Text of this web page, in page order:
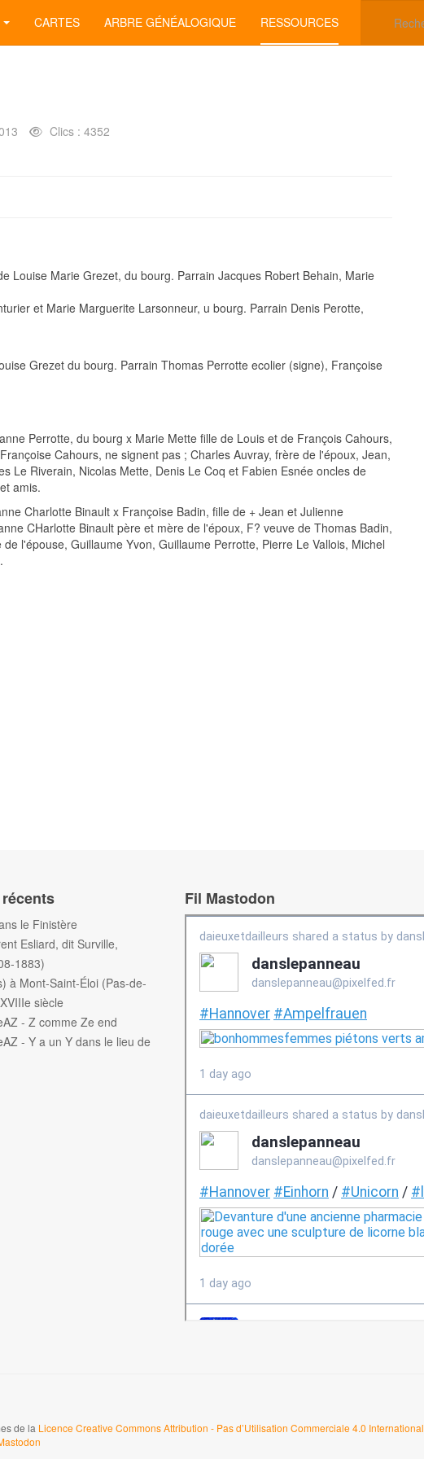
CARTES ARBRE GÉNÉALOGIQUE RESSOURCES
Clics : 4352
Louise Marie Grezet, du bourg. Parrain Jacques Robert Behain, Marie
et Marie Marguerite Larsonneur, u bourg. Parrain Denis Perotte,
Grezet du bourg. Parrain Thomas Perrotte ecolier (signe), Françoise
Perrotte, du bourg x Marie Mette fille de Louis et de François Cahours,
Cahours, ne signent pas ; Charles Auvray, frère de l'époux, Jean,
Le Riverain, Nicolas Mette, Denis Le Coq et Fabien Esnée oncles de
amis.
Charlotte Binault x Françoise Badin, fille de + Jean et Julienne
CHarlotte Binault père et mère de l'époux, F? veuve de Thomas Badin,
l'épouse, Guillaume Yvon, Guillaume Perrotte, Pierre Le Vallois, Michel
le Finistère
Esliard, dit Surville,
1883)
à Mont-Saint-Éloi (Pas-de-
siècle
- Z comme Ze end
- Y a un Y dans le lieu de
Fil Mastodon
de la Licence Creative Commons Attribution - Pas d’Utilisation Commerciale 4.0 International